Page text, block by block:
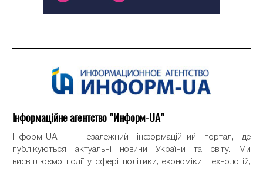
Інформаційне агентство "Информ-UA"
Інформ-UA — незалежний інформаційний портал, де
публікуються актуальні новини України та світу. Ми
висвітлюємо події у сфері політики, економіки, технологій,